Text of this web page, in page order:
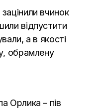
вчинок
відпустити
а в якості
обрамлену
Орлика – пів